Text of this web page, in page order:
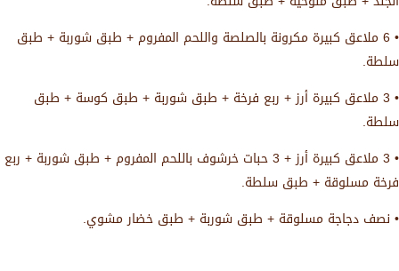
• 6 ملاعق كبيرة مكرونة بالصلصة واللحم المفروم + طبق شوربة + طبق
سلطة.
• 3 ملاعق كبيرة أرز + ربع فرخة + طبق شوربة + طبق كوسة + طبق
سلطة.
• 3 ملاعق كبيرة أرز + 3 حبات خرشوف باللحم المفروم + طبق شوربة + ربع
فرخة مسلوقة + طبق سلطة.
• نصف دجاجة مسلوقة + طبق شوربة + طبق خضار مشوي.